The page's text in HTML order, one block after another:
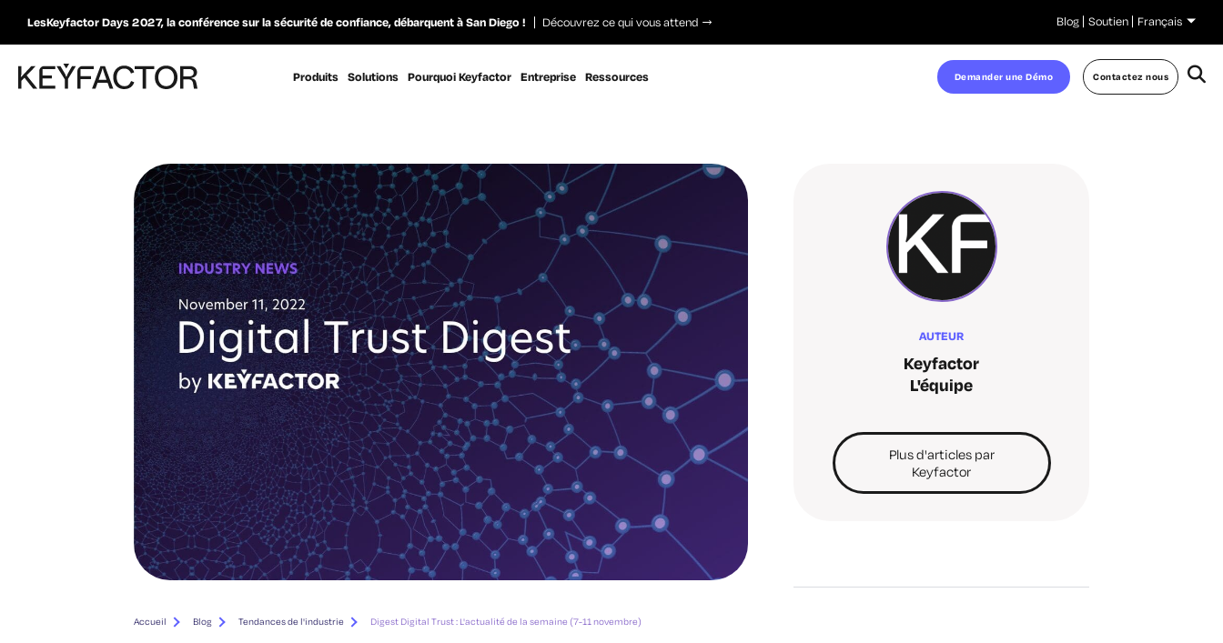
LesKeyfactor Days 2027, la conférence sur la sécurité de confiance, débarquent à San Diego ! Découvrez ce qui vous attend Blog Soutien Français
Produits Solutions Pourquoi Keyfactor Entreprise Ressources Demander une Démo Contactez nous
Accueil Blog Tendances de l'industrie Digest Digital Trust : L'actualité de la semaine (7-11 novembre)
AUTEUR
Keyfactor
L'équipe
Plus d'articles par
Keyfactor